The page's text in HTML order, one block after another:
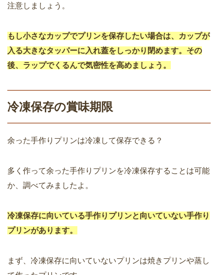
注意しましょう。
もし小さなカップでプリンを保存したい場合は、カップが
入る大きなタッパーに入れ蓋をしっかり閉めます。その
後、ラップでくるんで気密性を高めましょう。
冷凍保存の賞味期限
余った手作りプリンは冷凍して保存できる？
多く作って余った手作りプリンを冷凍保存することは可能
か、調べてみましたよ。
冷凍保存に向いている手作りプリンと向いていない手作り
プリンがあります。
まず、冷凍保存に向いていないプリンは焼きプリンや蒸し